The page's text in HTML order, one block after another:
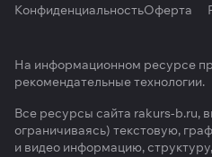
КонфиденциальностьОферта
На информационном ресурсе
рекомендательные технологии.
Все ресурсы сайта rakurs-b.ru,
ограничиваясь) текстовую,
и видео информацию,